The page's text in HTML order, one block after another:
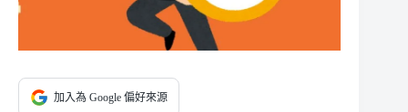
加入為 Google 偏好來源